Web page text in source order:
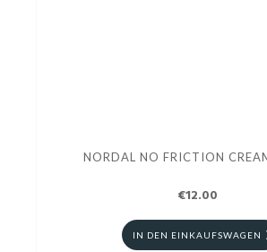
NORDAL NO FRICTION
€12.00
IN DEN EINKAUFSWAGEN